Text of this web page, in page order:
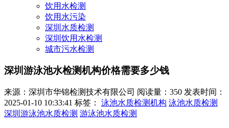
饮用水检测
饮用水污染
深圳水质检测
深圳饮用水检测
城市污水检测
深圳游泳池水检测机构价格需要多少钱
来源：深圳市华锦检测技术有限公司 阅读量：350 发表时间：
2025-01-10 10:33:41 标签： 泳池水质检测机构 泳池水质检测
深圳游泳池水质检测 游泳池水质检测